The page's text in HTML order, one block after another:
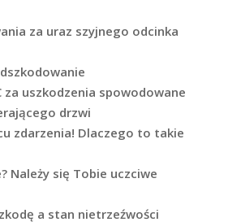
za uraz szyjnego odcinka
za uszkodzenia spowodowane
drzwi
zdarzenia! Dlaczego to takie
Należy się Tobie uczciwe
a stan nietrzeźwości